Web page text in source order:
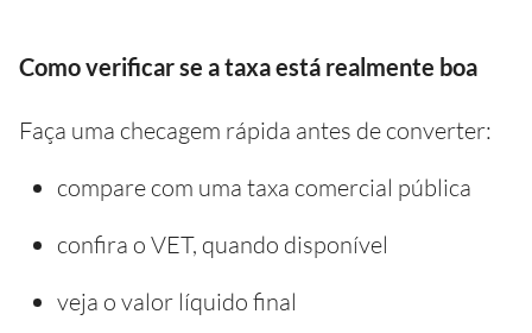
Como verificar se a taxa está realmente boa
Faça uma checagem rápida antes de converter:
compare com uma taxa comercial pública
confira o VET, quando disponível
veja o valor líquido final